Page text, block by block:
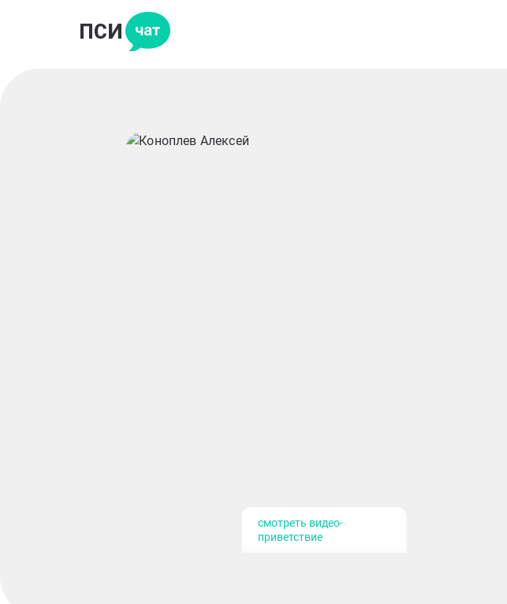
смотреть видео-
приветствие